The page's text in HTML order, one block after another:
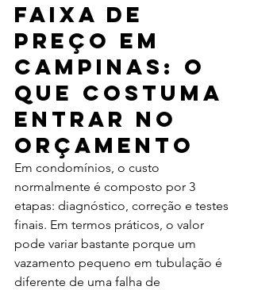
Faixa de
preço em
Campinas: o
que costuma
entrar no
orçamento
Em condomínios, o custo
normalmente é composto por 3
etapas: diagnóstico, correção e testes
finais. Em termos práticos, o valor
pode variar bastante porque um
vazamento pequeno em tubulação é
diferente de uma falha de